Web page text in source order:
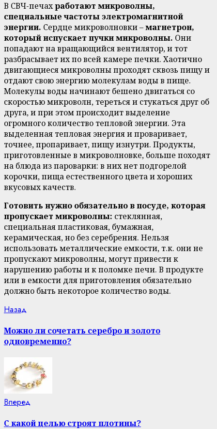
В СВЧ-печахработают микроволны,
специальные частоты электромагнитной
энергии. Сердце микроволновки –магнетрон,
который испускает пучки микроволны. Они
попадают на вращающийся вентилятор, и тот
разбрасывает их по всей камере печки. Хаотично
двигающиеся микроволны проходят сквозь пищу и
отдают свою энергию молекулам воды в пище.
Молекулы воды начинают бешено двигаться со
скоростью микроволн, тереться и стукаться друг об
друга, и при этом происходит выделение
огромного количество тепловой энергии. Эта
выделенная тепловая энергия и проваривает,
точнее, пропаривает, пищу изнутри. Продукты,
приготовленные в микроволновке, больше походят
на блюда из пароварки: в них нет подгорелой
корочки, пища естественного цвета и хороших
вкусовых качеств.
Готовить нужно обязательно в посуде, которая
пропускает микроволны: стеклянная,
специальная пластиковая, бумажная,
керамическая, но без серебрения. Нельзя
использовать металлические емкости, т.к. они не
пропускают микроволны, могут привести к
нарушению работы и к поломке печи. В продукте
или в емкости для приготовления обязательно
должно быть некоторое количество воды.
Continue
Reading
Назад
Можно ли сочетать серебро и золото
одновременно?
Вперед
С какой целью строят плотины?